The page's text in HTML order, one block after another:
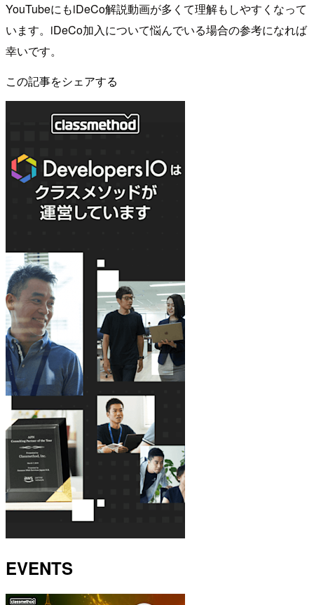
YouTubeにもiDeCo解説動画が多くて理解もしやすくなって
います。iDeCo加入について悩んでいる場合の参考になれば
幸いです。
この記事をシェアする
EVENTS